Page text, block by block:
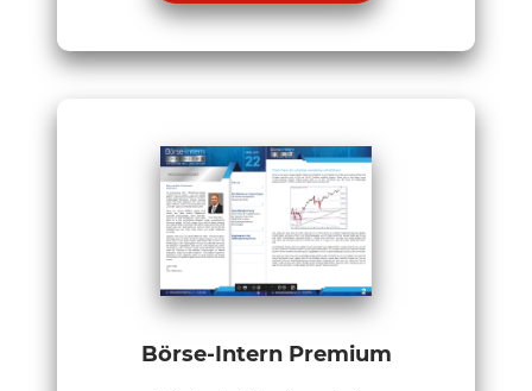
Börse-Intern Premium